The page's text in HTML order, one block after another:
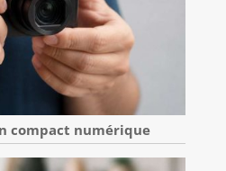
compact numérique